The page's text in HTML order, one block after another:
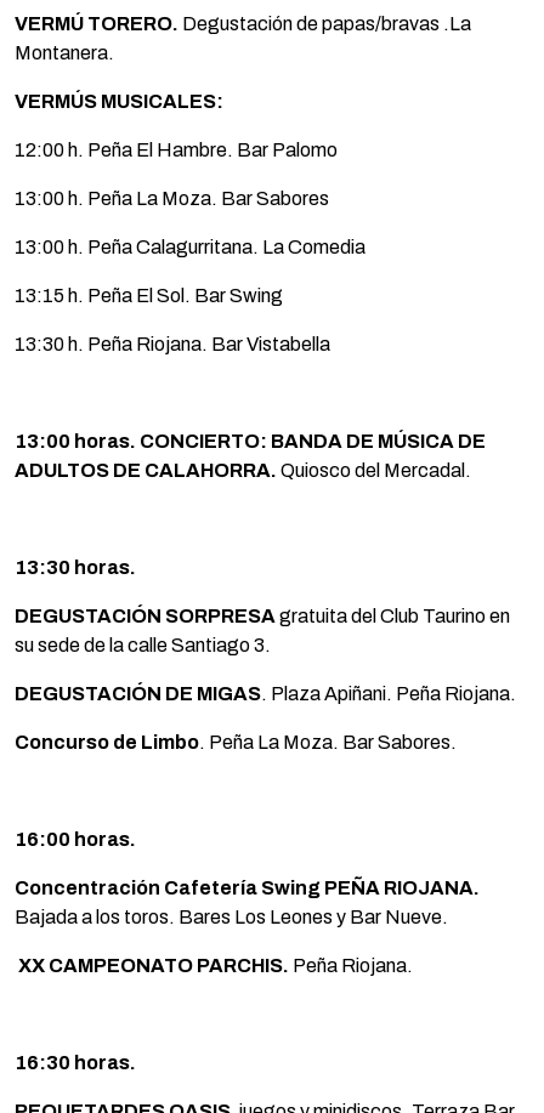
VERMÚ TORERO. Degustación de papas/bravas .La
Montanera.
VERMÚS MUSICALES:
12:00 h. Peña El Hambre. Bar Palomo
13:00 h. Peña La Moza. Bar Sabores
13:00 h. Peña Calagurritana. La Comedia
13:15 h. Peña El Sol. Bar Swing
13:30 h. Peña Riojana. Bar Vistabella
13:00 horas. CONCIERTO: BANDA DE MÚSICA DE
ADULTOS DE CALAHORRA. Quiosco del Mercadal.
13:30 horas.
DEGUSTACIÓN SORPRESA gratuita del Club Taurino en
su sede de la calle Santiago 3.
DEGUSTACIÓN DE MIGAS. Plaza Apiñani. Peña Riojana.
Concurso de Limbo. Peña La Moza. Bar Sabores.
16:00 horas.
Concentración Cafetería Swing PEÑA RIOJANA.
Bajada a los toros. Bares Los Leones y Bar Nueve.
XX CAMPEONATO PARCHIS. Peña Riojana.
16:30 horas.